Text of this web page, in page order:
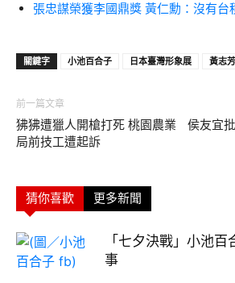
張忠謀榮獲李國鼎獎 黃仁勳：沒有台
關鍵字 小池百合子 日本臺灣形象展 黃志芳
前一篇文章
狒狒遭獵人開槍打死 桃園農業
局前技工遭起訴
侯友宜
猜你喜歡 更多新聞
「七夕決戰」小池
事